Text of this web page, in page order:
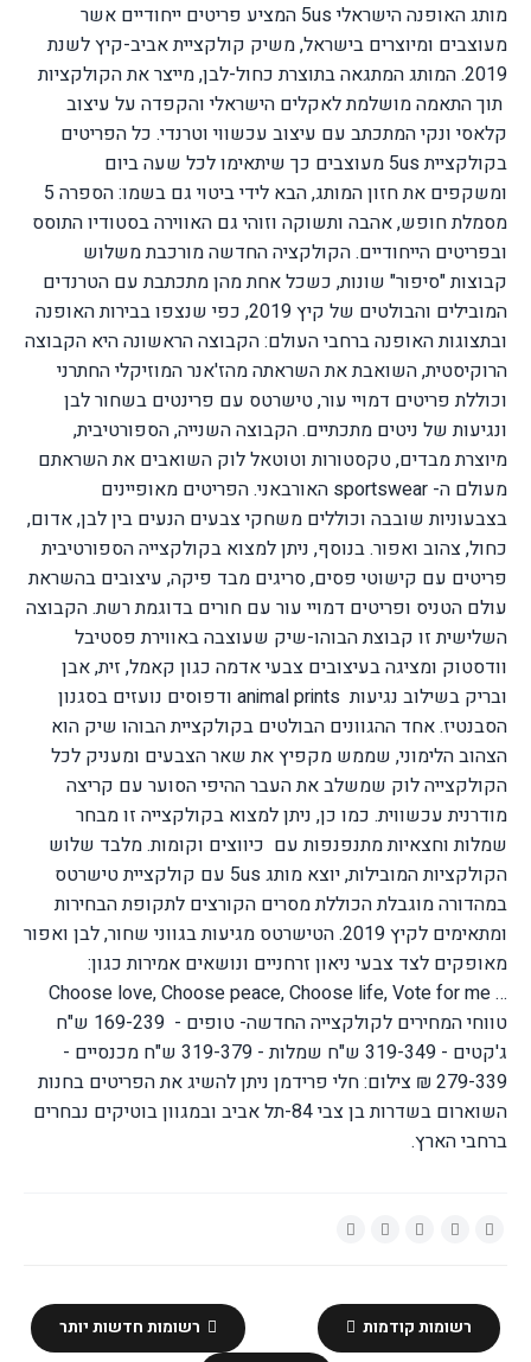
מותג האופנה הישראלי 5us המציע פריטים ייחודיים אשר
מעוצבים ומיוצרים בישראל, משיק קולקציית אביב-קיץ לשנת
2019. המותג המתגאה בתוצרת כחול-לבן, מייצר את הקולקציות
תוך התאמה מושלמת לאקלים הישראלי והקפדה על עיצוב
קלאסי ונקי המתכתב עם עיצוב עכשווי וטרנדי. כל הפריטים
בקולקציית5us מעוצבים כך שיתאימו לכל שעה ביום
ומשקפים את חזון המותג, הבא לידי ביטוי גם בשמו: הספרה 5
מסמלת חופש, אהבה ותשוקה וזוהי גם האווירה בסטודיו התוסס
ובפריטים הייחודיים.הקולקציה החדשה מורכבת משלוש
קבוצות "סיפור" שונות, כשכל אחת מהן מתכתבת עם הטרנדים
המובילים והבולטים של קיץ 2019, כפי שנצפו בבירות האופנה
ובתצוגות האופנה ברחבי העולם:הקבוצה הראשונה היא הקבוצה
הרוקיסטית, השואבת את השראתה מהז'אנר המוזיקלי החתרני
וכוללת פריטים דמויי עור, טישרטס עם פרינטים בשחור לבן
ונגיעות של ניטים מתכתיים.הקבוצה השנייה, הספורטיבית,
מיוצרת מבדים, טקסטורות וטוטאל לוק השואבים את השראתם
מעולם ה- sportswear האורבאני. הפריטים מאופיינים
בצבעוניות שובבה וכוללים משחקי צבעים הנעים בין לבן, אדום,
כחול, צהוב ואפור. בנוסף, ניתן למצוא בקולקצייה הספורטיבית
פריטים עם קישוטי פסים, סריגים מבד פיקה, עיצובים בהשראת
עולם הטניס ופריטים דמויי עור עם חורים בדוגמת רשת.הקבוצה
השלישית זו קבוצת הבוהו-שיק שעוצבה באווירת פסטיבל
וודסטוק ומציגה בעיצובים צבעי אדמה כגון קאמל, זית, אבן
ובריק בשילוב נגיעות animal prints ודפוסים נועזים בסגנון
הסבנטיז. אחד ההגוונים הבולטים בקולקציית הבוהו שיק הוא
הצהוב הלימוני, שממש מקפיץ את שאר הצבעים ומעניק לכל
הקולקצייה לוק שמשלב את העבר ההיפי הסוער עם קריצה
מודרנית עכשווית. כמו כן, ניתן למצוא בקולקצייה זו מבחר
שמלות וחצאיות מתנפנפות עם כיווצים וקומות.מלבד שלוש
הקולקציות המובילות, יוצא מותג 5us עם קולקציית טישרטס
במהדורה מוגבלת הכוללת מסרים הקורצים לתקופת הבחירות
ומתאימים לקיץ 2019. הטישרטס מגיעות בגווני שחור, לבן ואפור
מאופקים לצד צבעי ניאון זרחניים ונושאים אמירות כגון:
Choose love, Choose peace, Choose life, Vote for me …
טווחי המחירים לקולקצייה החדשה- טופים - 169-239 ש"ח
ג'קטים - 319-349 ש"ח
שמלות - 319-379 ש"ח
מכנסיים -
279-339 ₪
צילום: חלי פרידמן ניתן להשיג את הפריטים בחנות
השוארום בשדרות בן צבי 84-תל אביב ובמגוון בוטיקים נבחרים
ברחבי הארץ.
רשומות חדשות יותר רשומות קודמות